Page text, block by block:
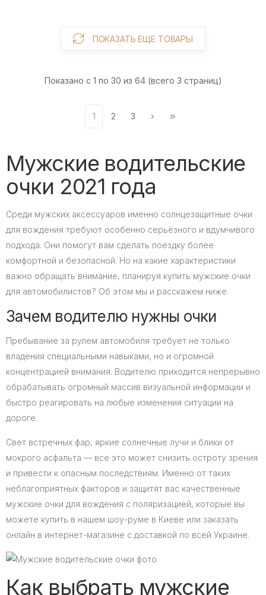
ПОКАЗАТЬ ЕЩЕ ТОВАРЫ
Показано с 1 по 30 из 64 (всего 3 страниц)
1 2 3
Мужские водительские
очки 2021 года
Среди мужских аксессуаров именно солнцезащитные очки
для вождения требуют особенно серьёзного и вдумчивого
подхода. Они помогут вам сделать поездку более
комфортной и безопасной. Но на какие характеристики
важно обращать внимание, планируя купить мужские очки
для автомобилистов? Об этом мы и расскажем ниже.
Зачем водителю нужны очки
Пребывание за рулем автомобиля требует не только
владения специальными навыками, но и огромной
концентрацией внимания. Водителю приходится непрерывно
обрабатывать огромный массив визуальной информации и
быстро реагировать на любые изменения ситуации на
дороге.
Свет встречных фар, яркие солнечные лучи и блики от
мокрого асфальта — все это может снизить остроту зрения
и привести к опасным последствиям. Именно от таких
неблагоприятных факторов и защитят вас качественные
мужские очки для вождения с поляризацией, которые вы
можете купить в нашем шоу-руме в Киеве или заказать
онлайн в интернет-магазине с доставкой по всей Украине.
Как выбрать мужские